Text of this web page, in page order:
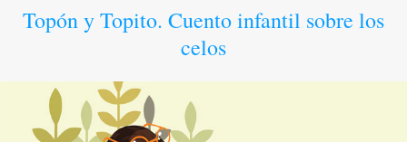
Topón y Topito. Cuento infantil sobre los
celos